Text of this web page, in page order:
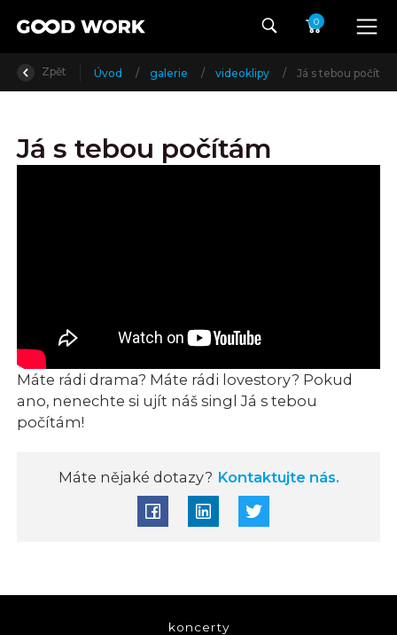
0
Zpět Úvod / galerie / videoklipy / Já s tebou počítám
Já s tebou počítám
Máte rádi drama? Máte rádi lovestory? Pokud
ano, nenechte si ujít náš singl Já s tebou
počítám!
Máte nějaké dotazy? Kontaktujte nás.
koncerty